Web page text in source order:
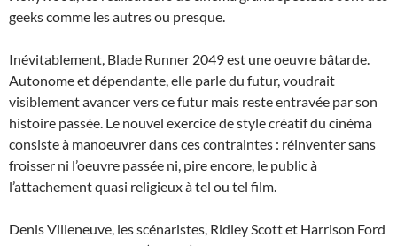
geeks comme les autres ou presque.
Inévitablement, Blade Runner 2049 est une oeuvre bâtarde.
Autonome et dépendante, elle parle du futur, voudrait
visiblement avancer vers ce futur mais reste entravée par son
histoire passée. Le nouvel exercice de style créatif du cinéma
consiste à manoeuvrer dans ces contraintes : réinventer sans
froisser ni l’oeuvre passée ni, pire encore, le public à
l’attachement quasi religieux à tel ou tel film.
Denis Villeneuve, les scénaristes, Ridley Scott et Harrison Ford